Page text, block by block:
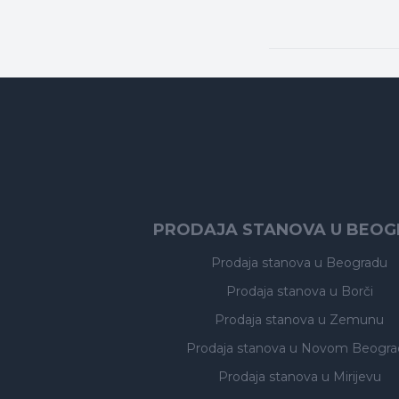
PRODAJA STANOVA U
Prodaja stanova u Beogradu
Prodaja stanova u Borči
Prodaja stanova u Zemunu
Prodaja stanova u Novom
Prodaja stanova u Mirijevu